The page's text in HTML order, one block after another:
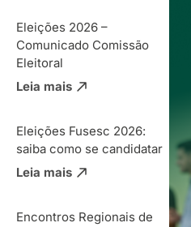
Eleições 2026 –
Comunicado Comissão
Eleitoral
Leia mais
Eleições Fusesc 2026:
saiba como se candidatar
Leia mais
Encontros Regionais de